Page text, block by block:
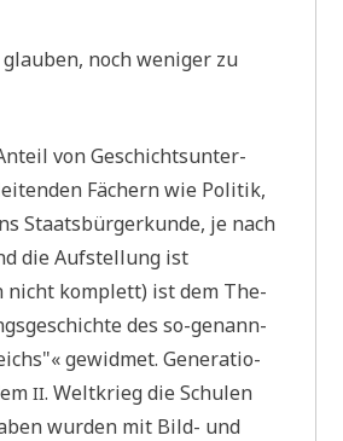
noch weni­ger zu
von Geschichts­un­ter­
Fächern wie Poli­tik,
Staats­bür­ger­kun­de, je nach
die Auf­stel­lung ist
nicht kom­plett) ist dem The­
des so-genann­
gewid­met. Gene­ra­tio­
II. Welt­krieg die Schu­len
wur­den mit Bild- und